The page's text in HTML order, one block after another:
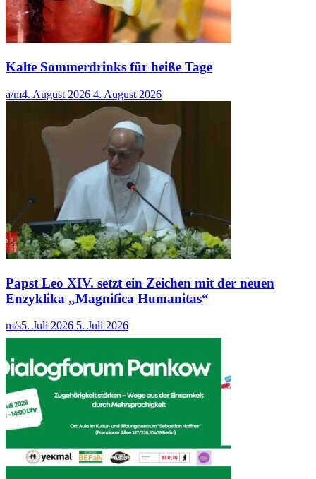
Kalte Sommerdrinks für heiße Tage
a/m4. August 2026 4. August 2026
Papst Leo XIV. setzt ein Zeichen mit der neuen
Enzyklika „Magnifica Humanitas“
m/s5. Juli 2026 5. Juli 2026